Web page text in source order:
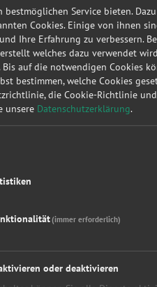
Top
Audi
bestmöglichen Service bieten.
Cookies. Einige von ihnen
Ihre Erfahrung zu verbessern.
welches dazu verwendet
Bis auf die notwendigen Cookies
bestimmen, welche Cookies
die Cookie-Richtlinie
unsere Datenschutzerklärung.
(immer erforderlich)
oder deaktivieren